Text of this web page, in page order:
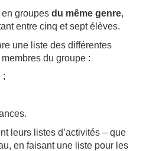
en groupesdu même genre,
entre cinq et sept élèves.
une liste des différentes
du groupe :
;
leurs listes d’activités – que
en faisant une liste pour les